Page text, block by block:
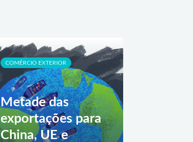
COMÉRCIO EXTERIOR
Metade das
exportações para
China, UE e